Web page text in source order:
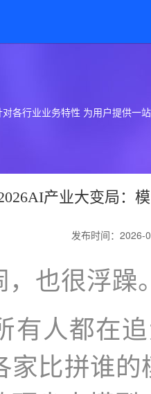
各行业业务特性 为用户提供
产业大变局：
发布时间：